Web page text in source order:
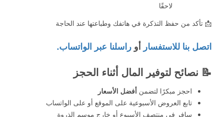
لاحقًا
📩 تأكد من حفظ التذكرة في هاتفك وطباعتها عند الحاجة
اتصل بنا للاستفسار أو راسلنا عبر الواتساب.
📝 نصائح لتوفير المال أثناء الحجز
احجز مبكرًا لتضمن أفضل الأسعار
تابع العروض الأسبوعية على الموقع أو على الواتساب
سافر في منتصف الأسبوع أو خارج موسم الذروة